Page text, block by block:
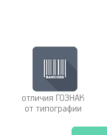
отличия ГОЗНАК
от типографии